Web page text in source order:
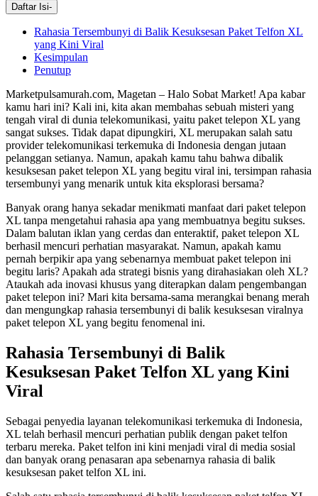
Daftar Isi-
Rahasia Tersembunyi di Balik Kesuksesan Paket Telfon XL
yang Kini Viral
Kesimpulan
Penutup
Marketpulsamurah.com, Magetan – Halo Sobat Market! Apa kabar
kamu hari ini? Kali ini, kita akan membahas sebuah misteri yang
tengah viral di dunia telekomunikasi, yaitu paket telepon XL yang
sangat sukses. Tidak dapat dipungkiri, XL merupakan salah satu
provider telekomunikasi terkemuka di Indonesia dengan jutaan
pelanggan setianya. Namun, apakah kamu tahu bahwa dibalik
kesuksesan paket telepon XL yang begitu viral ini, tersimpan rahasia
tersembunyi yang menarik untuk kita eksplorasi bersama?
Banyak orang hanya sekadar menikmati manfaat dari paket telepon
XL tanpa mengetahui rahasia apa yang membuatnya begitu sukses.
Dalam balutan iklan yang cerdas dan enteraktif, paket telepon XL
berhasil mencuri perhatian masyarakat. Namun, apakah kamu
pernah berpikir apa yang sebenarnya membuat paket telepon ini
begitu laris? Apakah ada strategi bisnis yang dirahasiakan oleh XL?
Ataukah ada inovasi khusus yang diterapkan dalam pengembangan
paket telepon ini? Mari kita bersama-sama merangkai benang merah
dan mengungkap rahasia tersembunyi di balik kesuksesan viralnya
paket telepon XL yang begitu fenomenal ini.
Rahasia Tersembunyi di Balik
Kesuksesan Paket Telfon XL yang Kini
Viral
Sebagai penyedia layanan telekomunikasi terkemuka di Indonesia,
XL telah berhasil mencuri perhatian publik dengan paket telfon
terbaru mereka. Paket telfon ini kini menjadi viral di media sosial
dan banyak orang penasaran apa sebenarnya rahasia di balik
kesuksesan paket telfon XL ini.